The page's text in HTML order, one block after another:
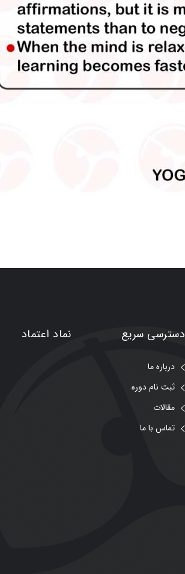
دسترسی سریع
درباره ما
ثبت نام دوره
مقالات
تماس با ما
نماد اعتماد